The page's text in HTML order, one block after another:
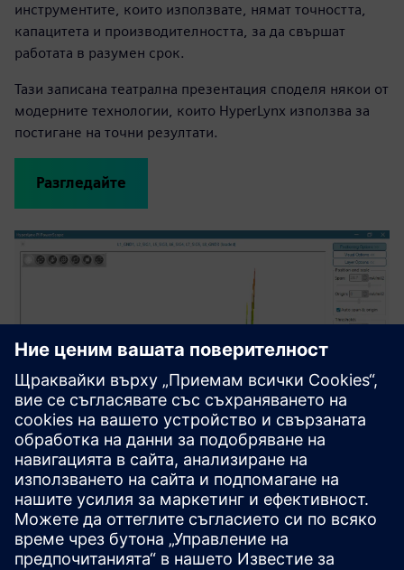
инструментите, които използвате, нямат точността,
капацитета и производителността, за да свършат
работата в разумен срок.
Тази записана театрална презентация споделя някои от
модерните технологии, които HyperLynx използва за
постигане на точни резултати.
Разгледайте